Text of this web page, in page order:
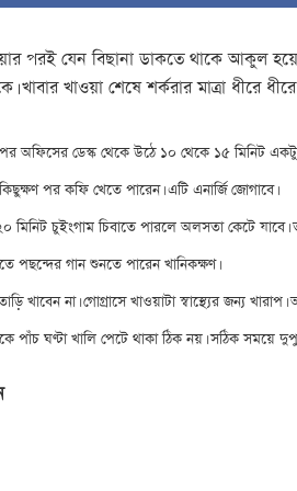
পরই যেন বিছানা ডাকতে থাকে আকুল
খাবার খাওয়া শেষে শর্করার মাত্রা
অফিসের ডেস্ক থেকে উঠে ১০ থেকে ১৫ মিনিট একটু
পর কফি খেতে পারেন। এটি এনার্জি জোগাবে।
মিনিট চুইংগাম চিবাতে পারলে অলসতা কেটে যাবে।
পছন্দের গান শুনতে পারেন খানিকক্ষণ।
খাবেন না। গোগ্রাসে খাওয়াটা স্বাস্থ্যের জন্য
পাঁচ ঘণ্টা খালি পেটে থাকা ঠিক নয়। সঠিক সময়ে